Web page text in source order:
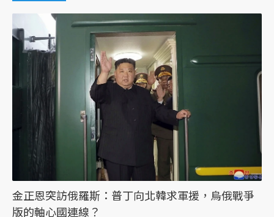
金正恩突訪俄羅斯：普丁向北韓求軍援，烏俄戰爭
版的軸心國連線？